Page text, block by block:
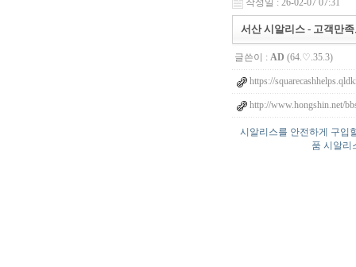
작성일 : 26-02-07 07:31
서산 시알리스 - 고객만
글쓴이 : AD (64.♡.35.3)
https://
http://www.hongshin.net/
시알리스를 안전하게 구입
품 시알리